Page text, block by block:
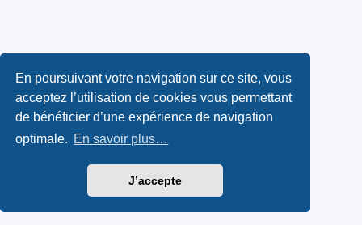
En poursuivant votre navigation sur ce site, vous
acceptez l’utilisation de cookies vous permettant
de bénéficier d’une expérience de navigation
optimale. En savoir plus…
J’accepte